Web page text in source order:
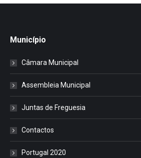
Município
Câmara Municipal
Assembleia Municipal
Juntas de Freguesia
Contactos
Portugal 2020